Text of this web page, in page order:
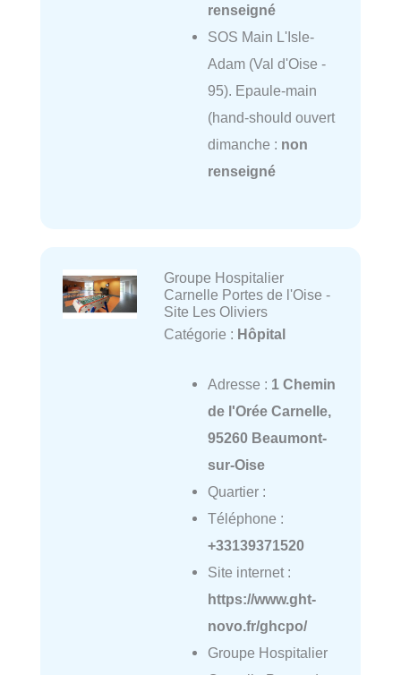
renseigné
SOS Main L'Isle-
Adam (Val d'Oise -
95). Epaule-main
(hand-should ouvert
dimanche : non
renseigné
Groupe Hospitalier
Carnelle Portes de l'Oise -
Site Les Oliviers
Catégorie : Hôpital
Adresse : 1 Chemin
de l'Orée Carnelle,
95260 Beaumont-
sur-Oise
Quartier :
Téléphone :
+33139371520
Site internet :
https://www.ght-
novo.fr/ghcpo/
Groupe Hospitalier